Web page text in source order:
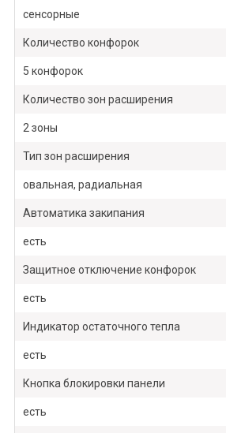
сенсорные
Количество конфорок
5 конфорок
Количество зон расширения
2 зоны
Тип зон расширения
овальная, радиальная
Автоматика закипания
есть
Защитное отключение конфорок
есть
Индикатор остаточного тепла
есть
Кнопка блокировки панели
есть